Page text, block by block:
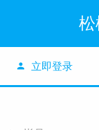
松
立即登录